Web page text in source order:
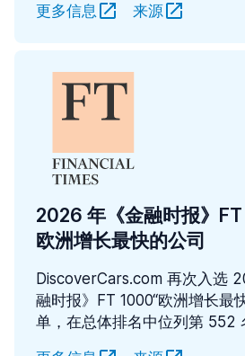
更多信息
来源
2026 年《金融时报》FT
欧洲增长最快的公司
DiscoverCars.com 再次入选
融时报》FT 1000“欧洲增长最
单，在总体排名中位列第 552